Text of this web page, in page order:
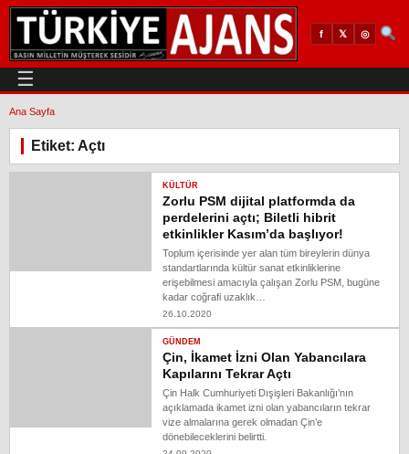
f 𝕏 ◎
☰
Ana Sayfa
Etiket: Açtı
KÜLTÜR
Zorlu PSM dijital platformda da
perdelerini açtı; Biletli hibrit
etkinlikler Kasım’da başlıyor!
Toplum içerisinde yer alan tüm bireylerin dünya
standartlarında kültür sanat etkinliklerine
erişebilmesi amacıyla çalışan Zorlu PSM, bugüne
kadar coğrafi uzaklık…
26.10.2020
GÜNDEM
Çin, İkamet İzni Olan Yabancılara
Kapılarını Tekrar Açtı
Çin Halk Cumhuriyeti Dışişleri Bakanlığı’nın
açıklamada ikamet izni olan yabancıların tekrar
vize almalarına gerek olmadan Çin’e
dönebileceklerini belirtti.